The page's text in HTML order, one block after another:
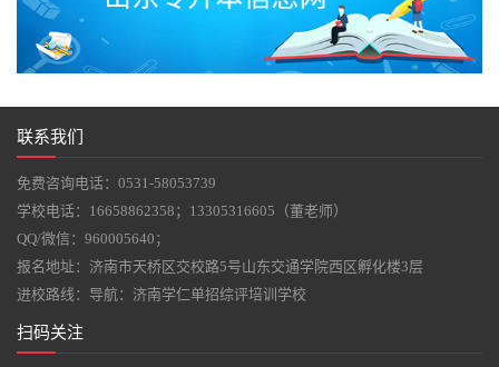
联系我们
免费咨询电话： 0531-58053739
学校电话： 16658862358 ； 13305316605（董老师）
QQ/微信： 960005640 ；
报名地址：济南市天桥区交校路5号山东交通学院西区孵化楼3层
进校路线：导航：济南学仁单招综评培训学校
扫码关注